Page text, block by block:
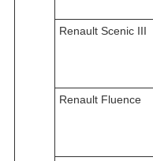
Renault Scenic III
Renault Fluence